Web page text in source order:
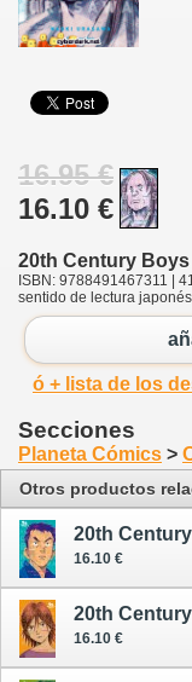
16.95 €
16.10 €
20th Century Boys
ISBN: 9788491467311 |
sentido de lectura
ó + lista de los
Secciones
Planeta Cómics >
Otros productos
20th
16.10 €
20th
16.10 €